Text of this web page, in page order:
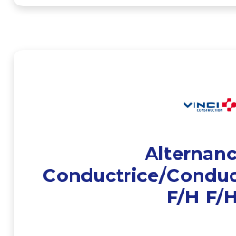
Conductrice/
F/H F/H